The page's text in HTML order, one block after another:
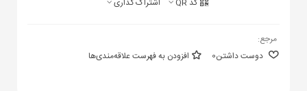
مرجع:
دوست داشتن0 افزودن به فهرست علاقه‌مندی‌ها